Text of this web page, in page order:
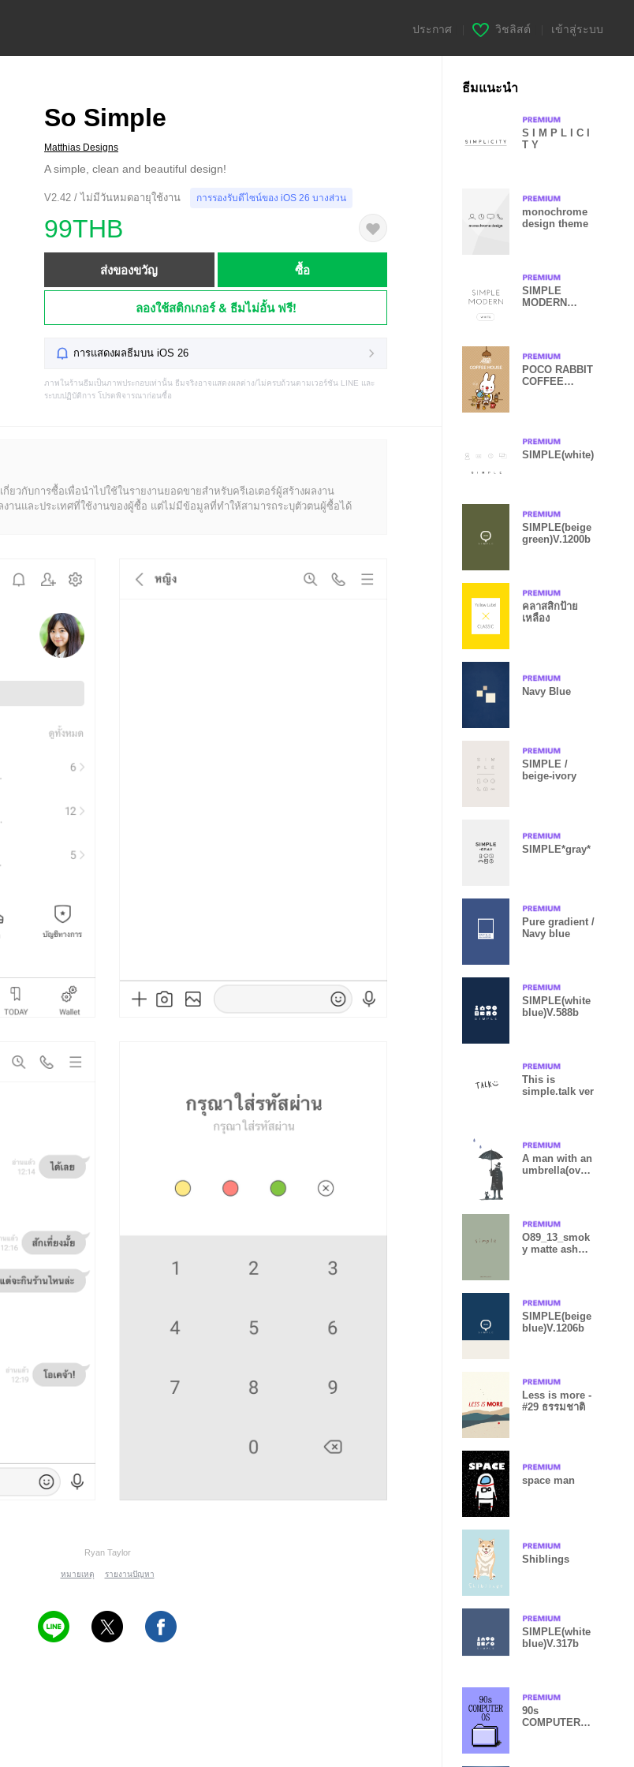
ประกาศ วิชลิสต์ เข้าสู่ระบบ
So Simple
Matthias Designs
A simple, clean and beautiful design!
V2.42 / ไม่มีวันหมดอายุใช้งาน การรองรับดีไซน์ของ iOS 26 บางส่วน
99THB
ส่งของขวัญ ซื้อ
ลองใช้สติกเกอร์ & ธีมไม่อั้น ฟรี!
การแสดงผลธีมบน iOS 26
ภาพในร้านธีมเป็นภาพประกอบเท่านั้น ธีมจริงอาจแสดงผลต่าง/ไม่ครบถ้วนตามเวอร์ชัน LINE และ
ระบบปฏิบัติการ โปรดพิจารณาก่อนซื้อ
กี่ยวกับการซื้อเพื่อนำไปใช้ในรายงานยอดขายสำหรับครีเอเตอร์ผู้สร้างผลงาน
านและประเทศที่ใช้งานของผู้ซื้อ แต่ไม่มีข้อมูลที่ทำให้สามารถระบุตัวตนผู้ซื้อได้
Ryan Taylor
หมายเหตุ รายงานปัญหา
ธีมแนะนำ
S I M P L I C I
T Y
monochrome
design theme
SIMPLE
MODERN
POCO RABBIT
COFFEE
SIMPLE(white)
SIMPLE(beige
green)V.1200b
คลาสสิกป้าย
เหลือง
Navy Blue
SIMPLE /
beige-ivory
SIMPLE*gray*
Pure gradient /
Navy blue
SIMPLE(white
blue)V.588b
This is
simple.talk ver
A man with an
umbrella(over
O89_13_smok
y matte ash
SIMPLE(beige
blue)V.1206b
Less is more -
#29 ธรรมชาติ
space man
Shiblings
SIMPLE(white
blue)V.317b
90s
COMPUTER